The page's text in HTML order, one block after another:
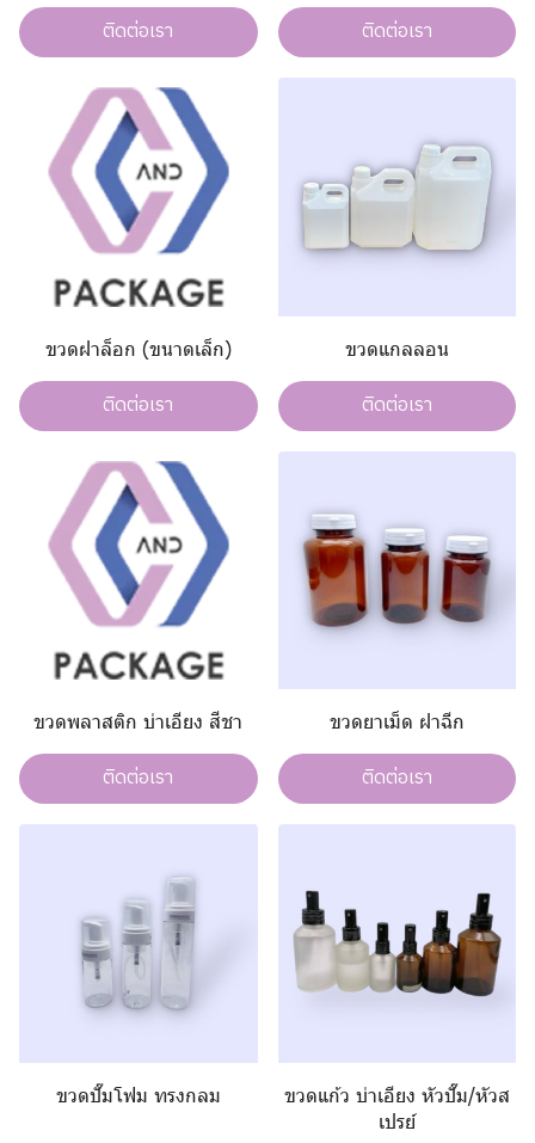
ติดต่อเรา ติดต่อเรา
ขวดฝาล็อก (ขนาดเล็ก)
ติดต่อเรา
ขวดแกลลอน
ติดต่อเรา
ขวดพลาสติก บ่าเอียง สีชา
ติดต่อเรา
ขวดยาเม็ด ฝาฉีก
ติดต่อเรา
ขวดปั๊มโฟม ทรงกลม
ขวดแก้ว บ่าเอียง หัวปั๊ม/หัวส
เปรย์